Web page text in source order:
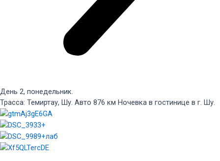
День 2, понедельник.
Трасса: Темиртау, Шу. Авто 876 км Ночевка в гостинице в г. Шу.